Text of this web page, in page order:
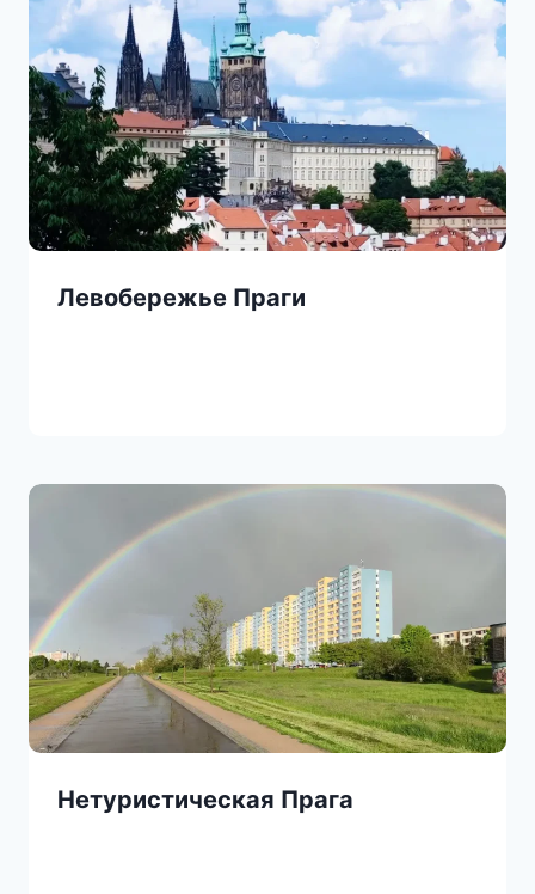
Левобережье Праги
Нетуристическая Прага